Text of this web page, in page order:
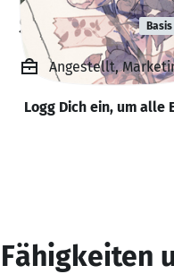
Sophia Su Basis
Angestellt,
Logg Dich ein, um alle
Fähigkeiten